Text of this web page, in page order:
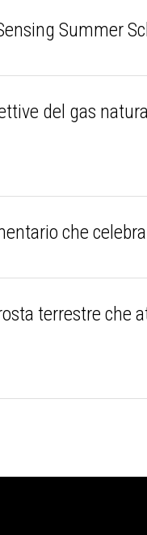
Summer
del gas
che
terrestre che